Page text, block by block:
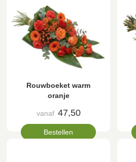
Rouwboeket warm
oranje
vanaf 47,50
Bestellen